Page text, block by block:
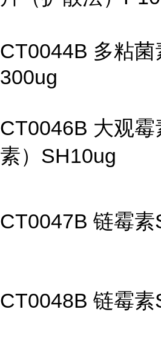
CT0044B 多粘菌
300ug
CT0046B 大观
素）SH10ug
CT0047B 链霉素
CT0048B 链霉素